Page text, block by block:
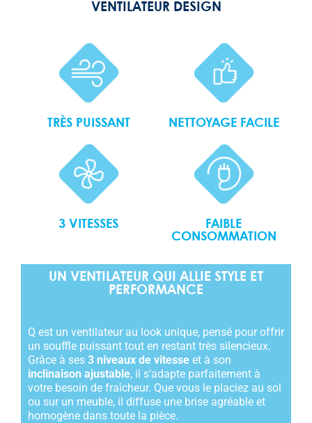
VENTILATEUR DESIGN
TRÈS PUISSANT NETTOYAGE FACILE
3 VITESSES
FAIBLE
CONSOMMATION
UN VENTILATEUR QUI ALLIE STYLE ET
PERFORMANCE
Q est un ventilateur au look unique, pensé pour offrir
un souffle puissant tout en restant très silencieux.
Grâce à ses 3 niveaux de vitesse et à son
inclinaison ajustable, il s’adapte parfaitement à
votre besoin de fraîcheur. Que vous le placiez au sol
ou sur un meuble, il diffuse une brise agréable et
homogène dans toute la pièce.